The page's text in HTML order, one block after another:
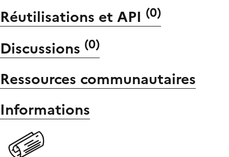
Réutilisations et API (0)
Discussions (0)
Ressources communautaires
Informations